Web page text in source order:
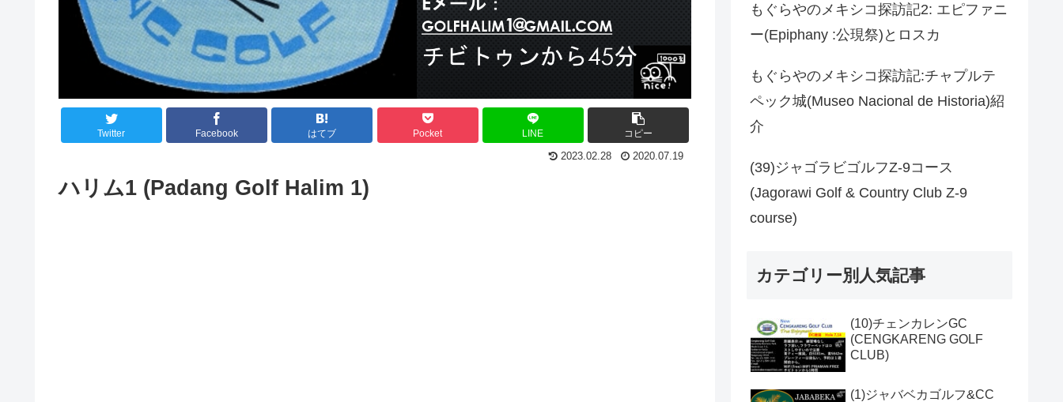
Twitter Facebook はてブ Pocket LINE コピー
2023.02.28 2020.07.19
ハリム1 (Padang Golf Halim 1)
もぐらやのメキシコ探訪記2: エピファニ
ー(Epiphany :公現祭)とロスカ
もぐらやのメキシコ探訪記:チャプルテ
ペック城(Museo Nacional de Historia)紹
介
(39)ジャゴラビゴルフZ-9コース
(Jagorawi Golf & Country Club Z-9
course)
カテゴリー別人気記事
(10)チェンカレンGC
(CENGKARENG GOLF
CLUB)
(1)ジャバベカゴルフ&CC